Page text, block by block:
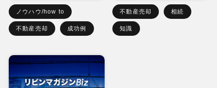
ノウハウ/how to
不動産売却 成功例
不動産売却 相続
知識